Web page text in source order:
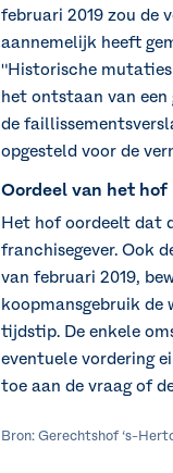
februari 2019 zou de
aannemelijk heeft
"Historische
het ontstaan van
de
opgesteld voor de
Oordeel van het hof
Het hof oordeelt dat
franchisegever. Ook
van februari 2019,
koopmansgebruik de
tijdstip. De enkele
eventuele vordering
toe aan de vraag of
Bron: Gerechtshof ‘s-